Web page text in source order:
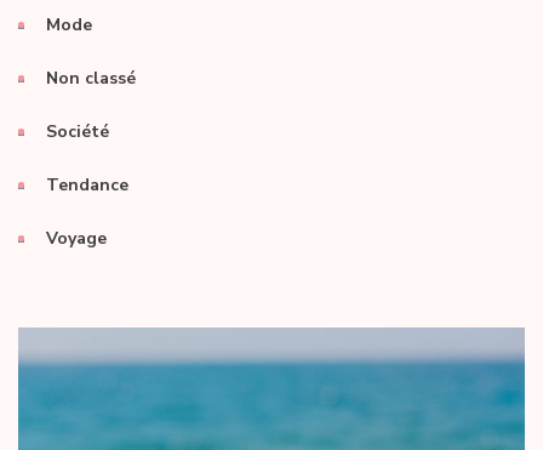
Mode
Non classé
Société
Tendance
Voyage